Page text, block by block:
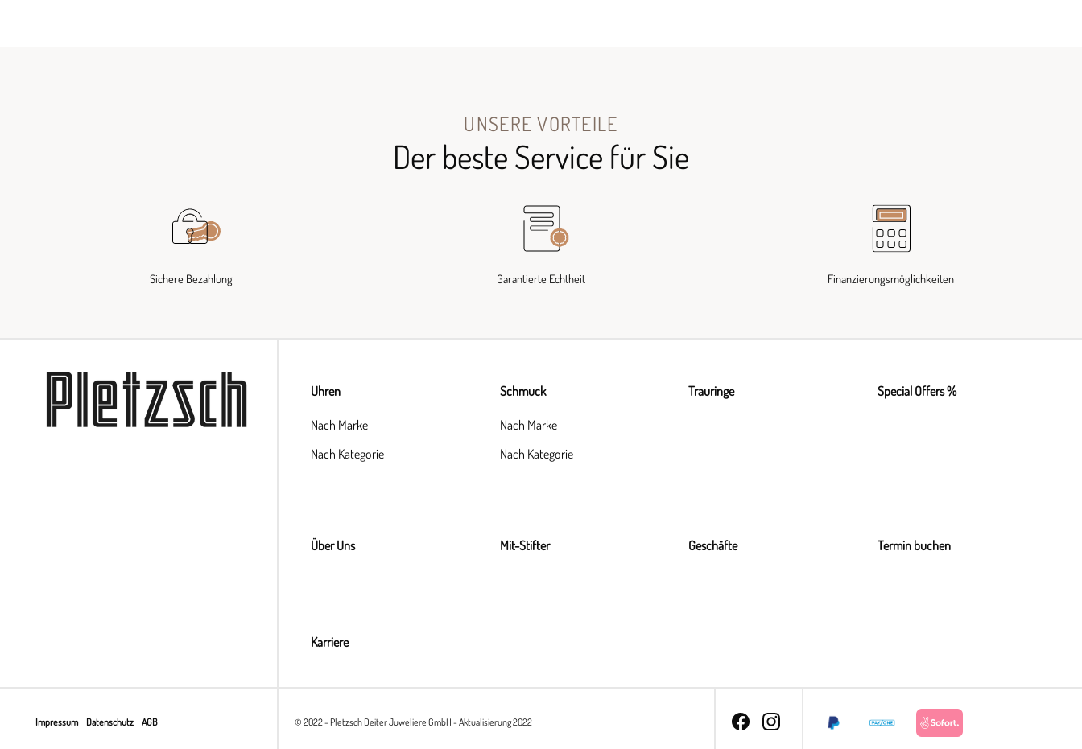
UNSERE VORTEILE
Der beste Service für Sie
Sichere Bezahlung Garantierte Echtheit Finanzierungsmöglichkeiten
Uhren
Nach Marke
Nach Kategorie
Schmuck
Nach Marke
Nach Kategorie
Trauringe Special Offers %
Über Uns Mit-Stifter Geschäfte Termin buchen
Karriere
Impressum Datenschutz AGB © 2022 - Pletzsch Deiter Juweliere GmbH - Aktualisierung 2022